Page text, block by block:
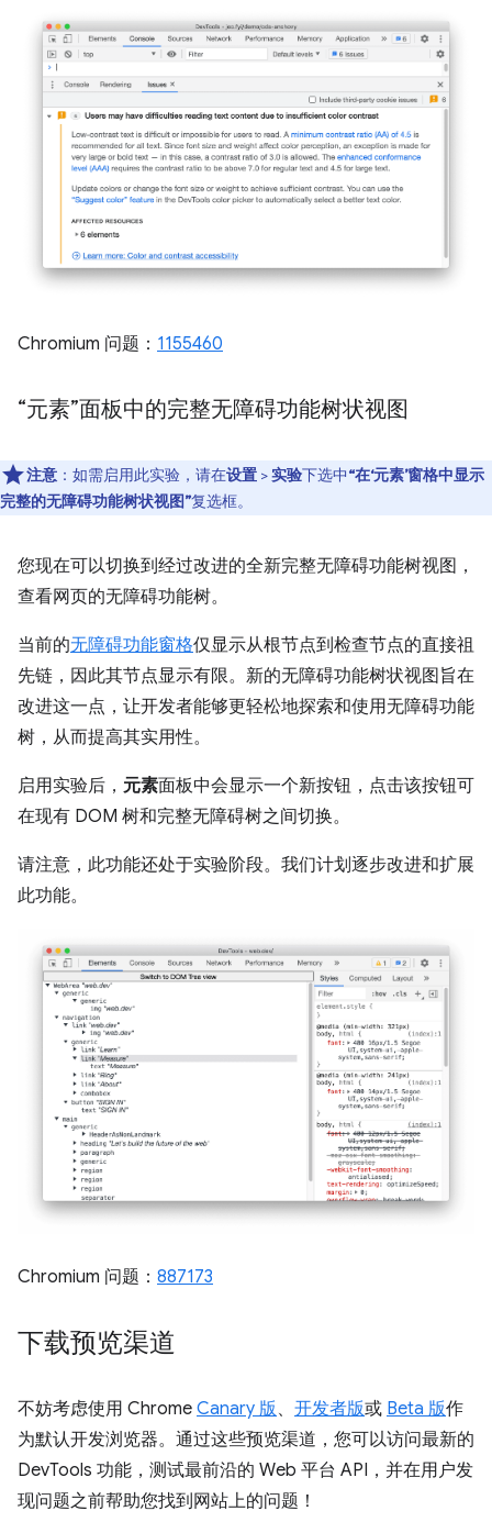
Chromium 问题： 1155460
“元素”面板中的完整无障碍功能树状视图
注意 ：如需启用此实验，请在设置 >实验下选中“在‘元素’窗格中显示
完整的无障碍功能树状视图”复选框。
您现在可以切换到经过改进的全新完整无障碍功能树视图，
查看网页的无障碍功能树。
当前的无障碍功能窗格仅显示从根节点到检查节点的直接祖
先链，因此其节点显示有限。新的无障碍功能树状视图旨在
改进这一点，让开发者能够更轻松地探索和使用无障碍功能
树，从而提高其实用性。
启用实验后， 元素面板中会显示一个新按钮，点击该按钮可
在现有 DOM 树和完整无障碍树之间切换。
请注意，此功能还处于实验阶段。我们计划逐步改进和扩展
此功能。
Chromium 问题： 887173
下载预览渠道
不妨考虑使用 Chrome Canary 版、 开发者版或 Beta 版作
为默认开发浏览器。通过这些预览渠道，您可以访问最新的
DevTools 功能，测试最前沿的 Web 平台 API，并在用户发
现问题之前帮助您找到网站上的问题！